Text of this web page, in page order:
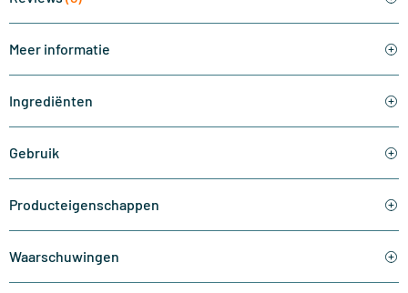
Meer informatie
Ingrediënten
Gebruik
Producteigenschappen
Waarschuwingen